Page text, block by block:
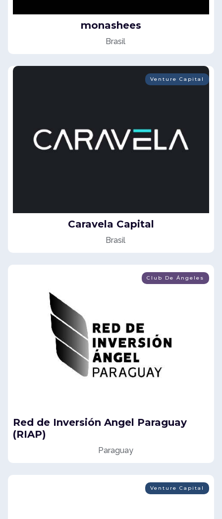
monashees
Brasil
Venture Capital
Caravela Capital
Brasil
Club De Ángeles
Red de Inversión Angel Paraguay
(RIAP)
Paraguay
Venture Capital